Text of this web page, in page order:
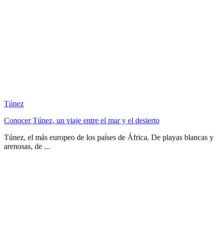
Túnez
Conocer Túnez, un viaje entre el mar y el desierto
Túnez, el más europeo de los países de África. De playas blancas y
arenosas, de ...